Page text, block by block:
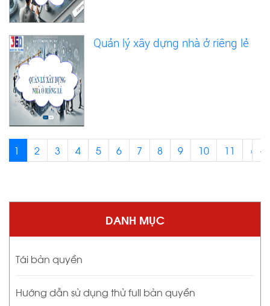
DANH MỤC
Tái bản quyền
Hướng dẫn sử dụng thử full bản quyền
Quản lý xây dựng nhà ở riêng lẻ
1 2 3 4 5 6 7 8 9 10 11 › ‹